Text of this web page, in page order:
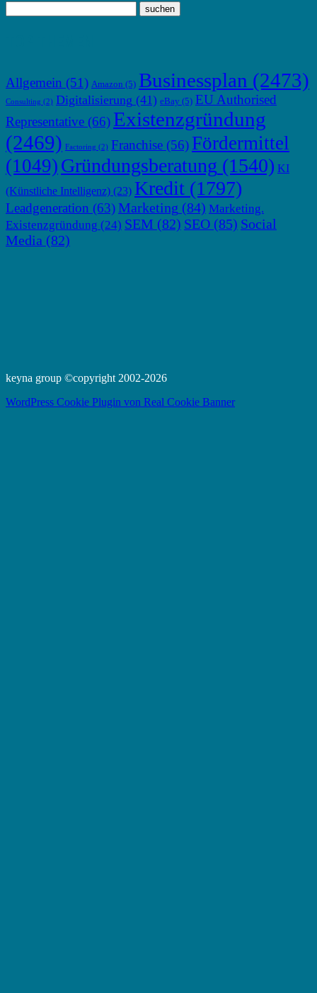
Allgemein (51) Amazon (5) Businessplan (2473)
Consulting (2) Digitalisierung (41) eBay (5) EU Authorised
Representative (66) Existenzgründung
(2469) Factoring (2) Franchise (56) Fördermittel
(1049) Gründungsberatung (1540) KI
(Künstliche Intelligenz) (23) Kredit (1797)
Leadgeneration (63)Marketing (84) Marketing.
Existenzgründung (24) SEM (82) SEO (85) Social
Media (82)
keyna group ©copyright 2002-2026
WordPress Cookie Plugin von Real Cookie Banner